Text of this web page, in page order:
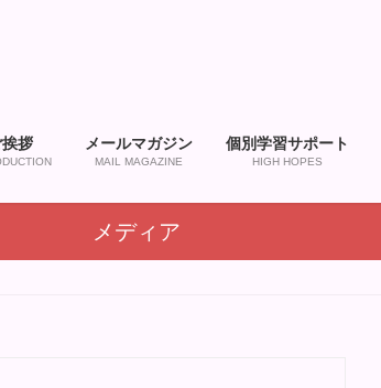
挨拶 メールマガジン
MAIL MAGAZINE
個別学習サポート
HIGH HOPES
メディア